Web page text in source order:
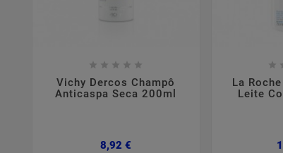
    
Vichy Dercos Champô
Anticaspa Seca 200ml
8,92 €

La
Leite